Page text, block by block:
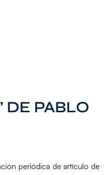
DE PABLO
periódica de artículo de